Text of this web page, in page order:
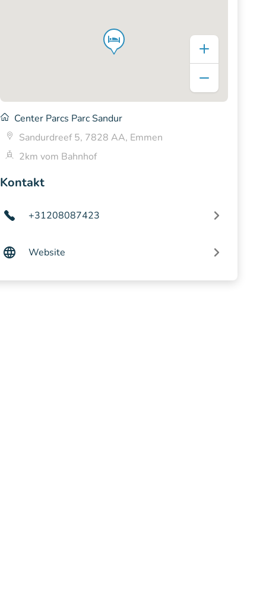
Center Parcs Parc Sandur
Sandurdreef 5, 7828 AA, Emmen
2km vom Bahnhof
Kontakt
+31208087423
Website